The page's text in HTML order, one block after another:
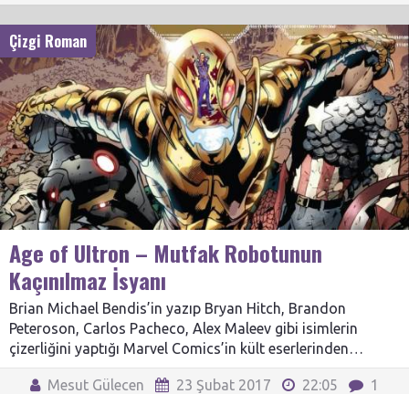
Çizgi Roman
Age of Ultron – Mutfak Robotunun
Kaçınılmaz İsyanı
Brian Michael Bendis’in yazıp Bryan Hitch, Brandon
Peteroson, Carlos Pacheco, Alex Maleev gibi isimlerin
çizerliğini yaptığı Marvel Comics’in kült eserlerinden…
Mesut Gülecen 23 Şubat 2017 22:05 1